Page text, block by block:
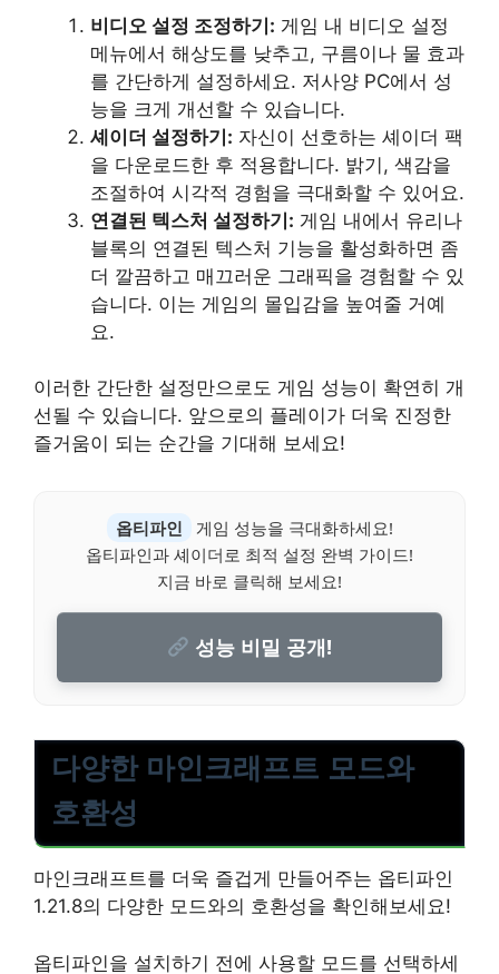
비디오 설정 조정하기: 게임 내 비디오 설정
메뉴에서 해상도를 낮추고, 구름이나 물 효과
를 간단하게 설정하세요. 저사양 PC에서 성
능을 크게 개선할 수 있습니다.
셰이더 설정하기: 자신이 선호하는 셰이더 팩
을 다운로드한 후 적용합니다. 밝기, 색감을
조절하여 시각적 경험을 극대화할 수 있어요.
연결된 텍스처 설정하기: 게임 내에서 유리나
블록의 연결된 텍스처 기능을 활성화하면 좀
더 깔끔하고 매끄러운 그래픽을 경험할 수 있
습니다. 이는 게임의 몰입감을 높여줄 거예
요.
이러한 간단한 설정만으로도 게임 성능이 확연히 개
선될 수 있습니다. 앞으로의 플레이가 더욱 진정한
즐거움이 되는 순간을 기대해 보세요!
옵티파인
게임 성능을 극대화하세요!
옵티파인과 셰이더로 최적 설정 완벽 가이드!
지금 바로 클릭해 보세요!
성능 비밀 공개!
다양한 마인크래프트 모드와
호환성
마인크래프트를 더욱 즐겁게 만들어주는 옵티파인
1.21.8의 다양한 모드와의 호환성을 확인해보세요!
옵티파인을 설치하기 전에 사용할 모드를 선택하세